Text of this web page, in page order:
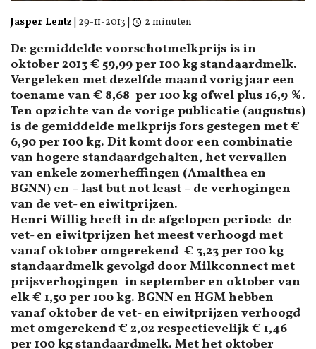
Jasper Lentz 29-11-2013 2 minuten
De gemiddelde voorschotmelkprijs is in
oktober 2013 € 59,99 per 100 kg standaardmelk.
Vergeleken met dezelfde maand vorig jaar een
toename van € 8,68 per 100 kg ofwel plus 16,9 %.
Ten opzichte van de vorige publicatie (augustus)
is de gemiddelde melkprijs fors gestegen met €
6,90 per 100 kg. Dit komt door een combinatie
van hogere standaardgehalten, het vervallen
van enkele zomerheffingen (Amalthea en
BGNN) en – last but not least – de verhogingen
van de vet- en eiwitprijzen.
Henri Willig heeft in de afgelopen periode de
vet- en eiwitprijzen het meest verhoogd met
vanaf oktober omgerekend € 3,23 per 100 kg
standaardmelk gevolgd door Milkconnect met
prijsverhogingen in september en oktober van
elk € 1,50 per 100 kg. BGNN en HGM hebben
vanaf oktober de vet- en eiwitprijzen verhoogd
met omgerekend € 2,02 respectievelijk € 1,46
per 100 kg standaardmelk. Met het oktober